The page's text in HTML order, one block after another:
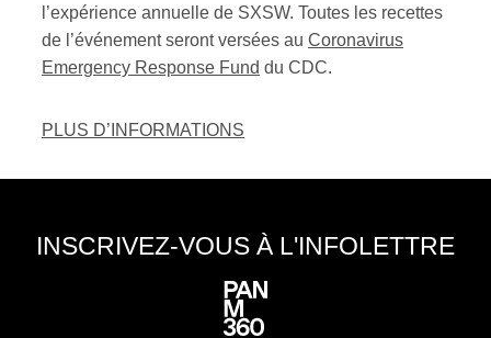
l’expérience annuelle de SXSW. Toutes les recettes
de l’événement seront versées au Coronavirus
Emergency Response Fund du CDC.
PLUS D’INFORMATIONS
INSCRIVEZ-VOUS À L'INFOLETTRE